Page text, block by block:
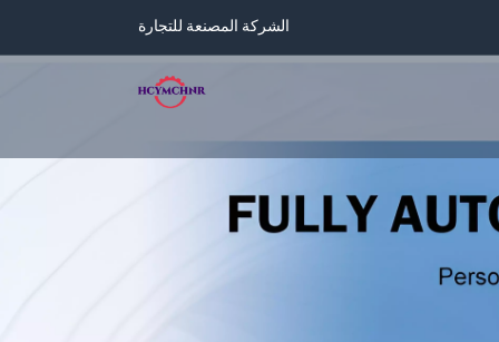
الشركة المصنعة للتجارة